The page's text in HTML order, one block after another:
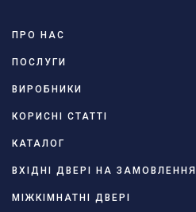
ПРО НАС
ПОСЛУГИ
ВИРОБНИКИ
КОРИСНІ СТАТТІ
КАТАЛОГ
ВХІДНІ ДВЕРІ НА ЗАМОВЛЕННЯ
МІЖКІМНАТНІ ДВЕРІ